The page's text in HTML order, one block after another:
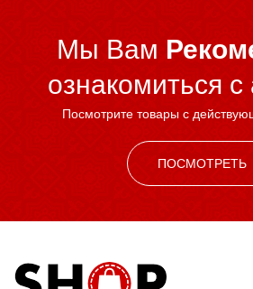
Мы Вам
ознакомиться c
Посмотрите товары с
ПОСМОТРЕТЬ